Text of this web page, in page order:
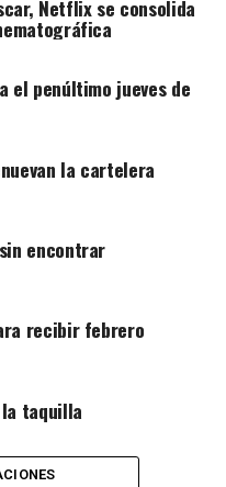
Netflix se consolida
el penúltimo jueves de
la cartelera
encontrar
recibir febrero
taquilla